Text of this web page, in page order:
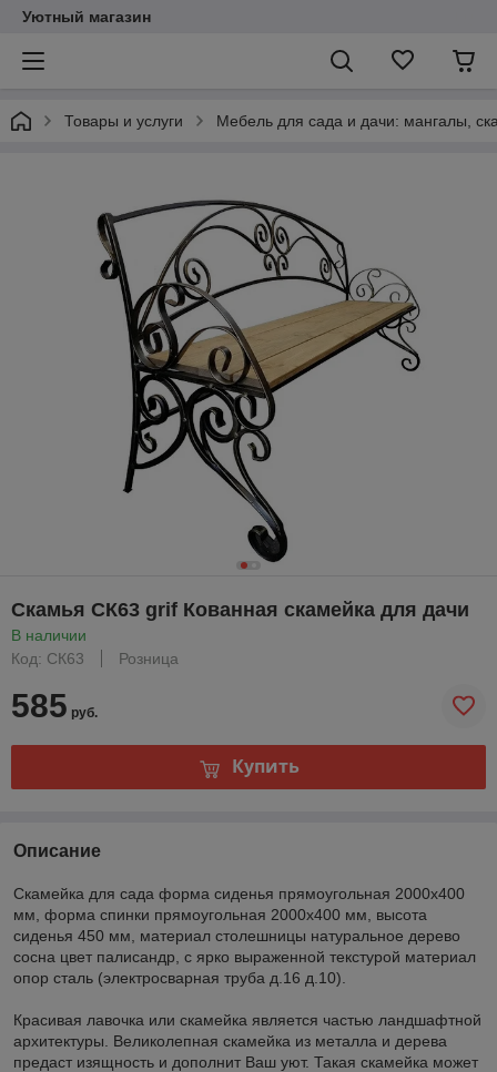
Уютный магазин
Товары и услуги Мебель для сада и дачи: мангалы,
Скамья СК63 grif Кованная скамейка для дачи
В наличии
Код: СК63
Розница
585 руб.
Купить
Описание
Скамейка для сада форма сиденья прямоугольная 2000х400
мм, форма спинки прямоугольная 2000х400 мм, высота
сиденья 450 мм, материал столешницы натуральное дерево
сосна цвет палисандр, с ярко выраженной текстурой материал
опор сталь (электросварная труба д.16 д.10).
Красивая лавочка или скамейка является частью ландшафтной
архитектуры. Великолепная скамейка из металла и дерева
предаст изящность и дополнит Ваш уют. Такая скамейка может